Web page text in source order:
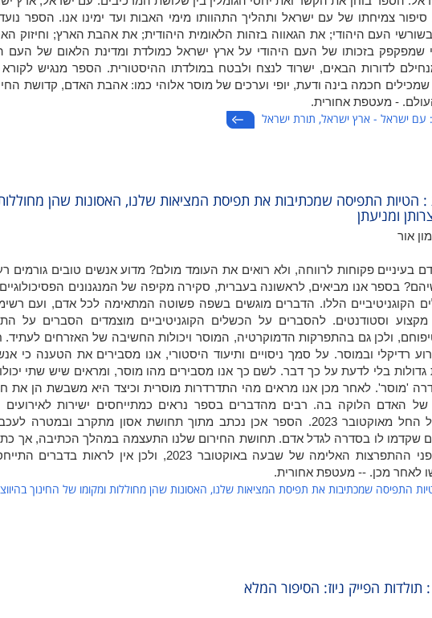
צמיחתו של עם ישראל ותהליך התהוותו מימי האבות ועד ימינו אנו. הספר
העם היהודי; את הגאווה בזהות הלאומית היהודית; את אהבת הארץ; וחיזוק
שמפקפק בזכותו של העם היהודי על ארץ ישראל כמולדת ומדינת הלאום של העם
לדורות הבאים, ישרוד לנצח ולבטח במולדתו ההיסטורית. הספר מנגיש
שמכילים חכמה בינה ודעת, יופי וערכים של מוסר אלוהי כמו: אהבת האדם, קדושת
- מעטפת אחורית.
עם ישראל - ארץ ישראל, תורת ישראל
התפיסה שמכתיבות את תפיסת המציאות שלנו, האסונות שהן מחוללות
ומניעתן
אור
בעיניים פקוחות לרווחה, ולא רואים את העומד מולם? מדוע אנשים טובים גורמים
בספר אנו מביאים, לראשונה בעברית, סקירה מקיפה של המנגנונים
הקוגניטיביים הללו. הדברים מוגשים בשפה פשוטה המתאימה לכל אדם, ועם
וסטודנטים. להסברים על הכשלים הקוגניטיביים מוצמדים הסברים על
ולכן גם בהתפרקות הדמוקרטיה, המוסר ויכולות החשיבה של האזרחים לעתיד.
רדיקלי ובמוסר. על סמך ניסויים ותיעוד היסטורי, אנו מסבירים את הטענה כי
גדולות בלי לדעת על כך דבר. לשם כך אנו מסבירים מהו מוסר, ומראים שיש שתי
'מוסר'. לאחר מכן אנו מראים מהי התדרדרות מוסרית וכיצד היא משבשת הן את
של האדם הלוקה בה. רבים מהדברים בספר נראים כמתייחסים ישירות
ומתרחשים בישראל החל מאוקטובר 2023. הספר אכן נכתב מתוך תחושת אסון מתקרב
שקדמו לו בסדרה לגדל אדם. תחושת החירום שלנו התעצמה במהלך הכתיבה, אך
הושלמה כשבוע לפני ההתפרצות האלימה של שבעה באוקטובר 2023, ולכן אין
לאחר מכן. -- מעטפת אחורית.
התפיסה שמכתיבות את תפיסת המציאות שלנו, האסונות שהן מחוללות ומקומו של החינוך
הפייק ניוז: הסיפור המלא